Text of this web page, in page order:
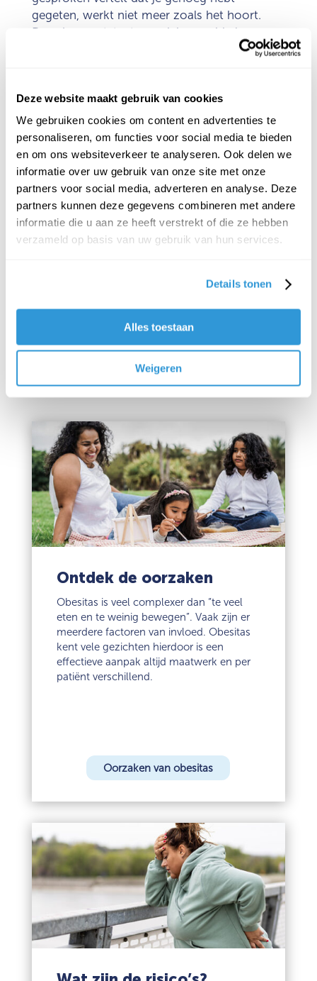
Deze website maakt gebruik van cookies
We gebruiken cookies om content en advertenties te
personaliseren, om functies voor social media te bieden
en om ons websiteverkeer te analyseren. Ook delen we
informatie over uw gebruik van onze site met onze
partners voor social media, adverteren en analyse. Deze
partners kunnen deze gegevens combineren met andere
informatie die u aan ze heeft verstrekt of die ze hebben
verzameld op basis van uw gebruik van hun services.
Details tonen
Alles toestaan
Weigeren
gegeten, werkt niet meer zoals het hoort.
Daardoor ontstaat een vicieuze cirkel van
altijd honger voelen en moeilijk verzadigd
Ontdek de oorzaken
Obesitas is veel complexer dan “te veel
eten en te weinig bewegen”. Vaak zijn er
meerdere factoren van invloed. Obesitas
kent vele gezichten hierdoor is een
effectieve aanpak altijd maatwerk en per
patiënt verschillend.
Oorzaken van obesitas